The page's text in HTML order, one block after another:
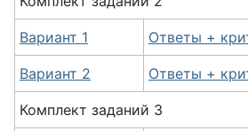
Вариант 1 Ответы +
Вариант 2 Ответы +
Комплект заданий 3